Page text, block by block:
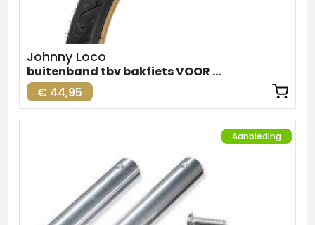
Johnny Loco
buitenband tbv bakfiets VOOR zw-br. 24inch
€ 44,95
Aanbieding